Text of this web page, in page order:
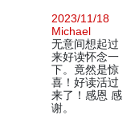
2023/11/18
Michael
无意间想起过
来好读怀念一
下。竟然是惊
喜！好读活过
来了！感恩 感
谢。